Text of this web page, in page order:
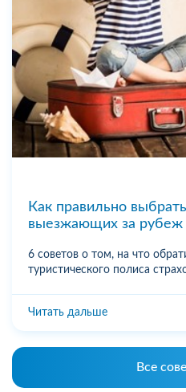
Как правильно
выезжающих за рубеж
6 советов о том, на что
туристического полиса
Читать дальше
Все